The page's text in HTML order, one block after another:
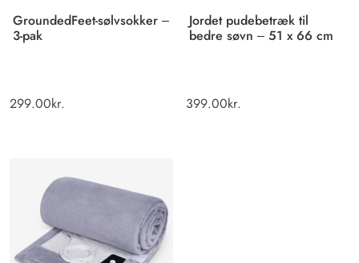
GroundedFeet-sølvsokker –
3-pak
299.00kr.
Jordet pudebetræk til
bedre søvn – 51 x 66 cm
399.00kr.